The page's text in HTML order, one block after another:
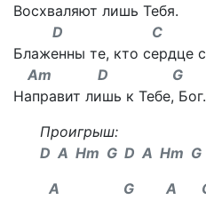
Восхваляют лишь Тебя.
D C
Блаженны те, кто сердце
Am D G
Направит лишь к Тебе, Бог.
Проигрыш:
D A Hm G D A Hm G
A G A